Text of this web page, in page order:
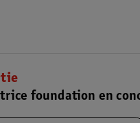
foundation en